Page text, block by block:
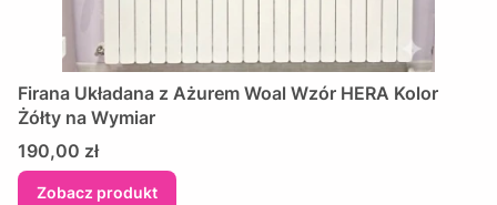
Firana Układana z Ażurem Woal Wzór HERA Kolor
Żółty na Wymiar
Cena
190,00 zł
Zobacz produkt